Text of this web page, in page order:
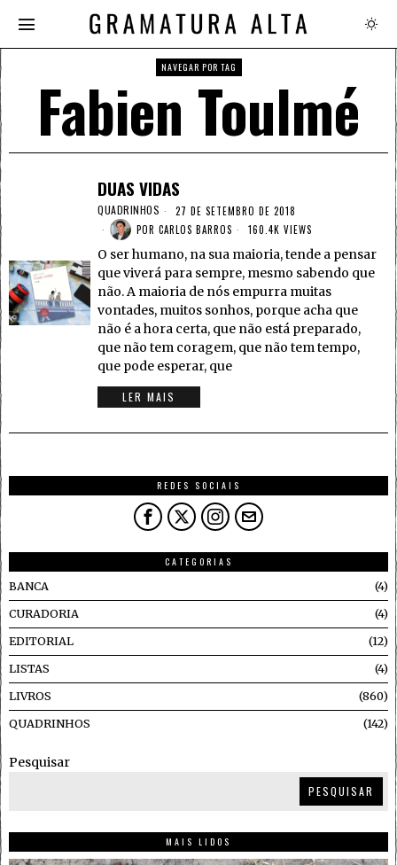
NAVEGAR POR TAG
Fabien Toulmé
DUAS VIDAS
QUADRINHOS
27 DE SETEMBRO DE 2018
POR CARLOS BARROS 160.4K VIEWS
O ser humano, na sua maioria, tende a pensar
que viverá para sempre, mesmo sabendo que
não. A maioria de nós empurra muitas
vontades, muitos sonhos, porque acha que
não é a hora certa, que não está preparado,
que não tem coragem, que não tem tempo,
que pode esperar, que
LER MAIS
REDES SOCIAIS
CATEGORIAS
BANCA
4
CURADORIA 4
EDITORIAL 12
LISTAS 4
LIVROS 860
QUADRINHOS 142
Pesquisar
PESQUISAR
MAIS LIDOS